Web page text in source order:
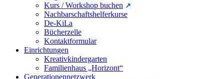
Kurs / Workshop buchen
Nachbarschaftshelferkurse
De-KiLa
Bücherzelle
Kontaktformular
Einrichtungen
Kreativkindergarten
Familienhaus „Horizont“
Generationennetzwerk